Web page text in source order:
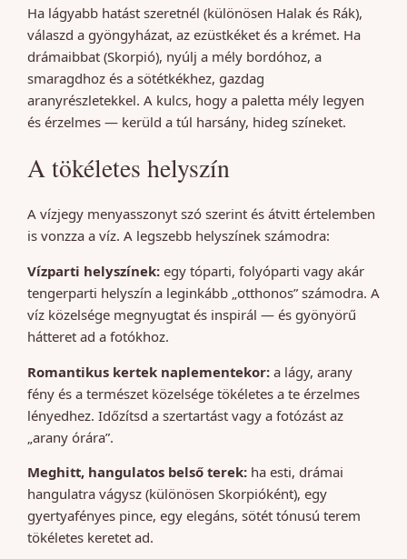
Ha lágyabb hatást szeretnél (különösen Halak és Rák),
válaszd a gyöngyházat, az ezüstkéket és a krémet. Ha
drámaibbat (Skorpió), nyúlj a mély bordóhoz, a
smaragdhoz és a sötétkékhez, gazdag
aranyrészletekkel. A kulcs, hogy a paletta mély legyen
és érzelmes — kerüld a túl harsány, hideg színeket.
A tökéletes helyszín
A vízjegy menyasszonyt szó szerint és átvitt értelemben
is vonzza a víz. A legszebb helyszínek számodra:
Vízparti helyszínek: egy tóparti, folyóparti vagy akár
tengerparti helyszín a leginkább „otthonos” számodra. A
víz közelsége megnyugtat és inspirál — és gyönyörű
hátteret ad a fotókhoz.
Romantikus kertek naplementekor: a lágy, arany
fény és a természet közelsége tökéletes a te érzelmes
lényedhez. Időzítsd a szertartást vagy a fotózást az
„arany órára”.
Meghitt, hangulatos belső terek: ha esti, drámai
hangulatra vágysz (különösen Skorpióként), egy
gyertyafényes pince, egy elegáns, sötét tónusú terem
tökéletes keretet ad.